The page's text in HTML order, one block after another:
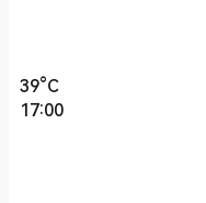
39°C
17:00